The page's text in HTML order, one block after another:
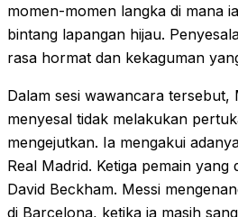
momen-momen langka di mana
bintang lapangan hijau.
rasa hormat dan kekaguman
Dalam sesi wawancara tersebut,
menyesal tidak melakukan
mengejutkan. Ia mengakui
Real Madrid. Ketiga pemain
David Beckham. Messi
di Barcelona, ketika ia masih